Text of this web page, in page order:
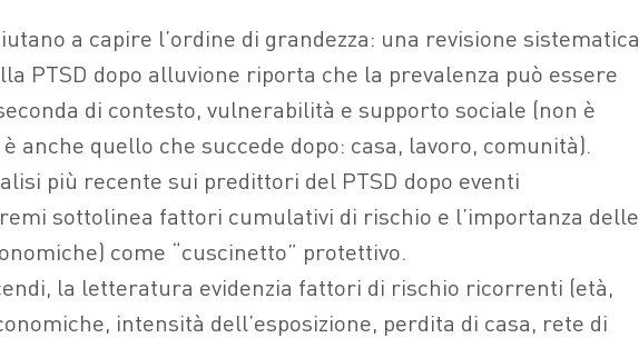
a capire l’ordine di grandezza: una revisione sistematica
PTSD dopo alluvione riporta che la prevalenza può essere
di contesto, vulnerabilità e supporto sociale (non è
è anche quello che succede dopo: casa, lavoro, comunità).
più recente sui predittori del PTSD dopo eventi
sottolinea fattori cumulativi di rischio e l’importanza delle
come “cuscinetto” protettivo.
la letteratura evidenzia fattori di rischio ricorrenti (età,
intensità dell’esposizione, perdita di casa, rete di